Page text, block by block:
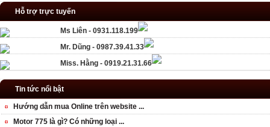
Hỗ trợ trực tuyến
Ms Liên - 0931.118.199
Mr. Dũng - 0987.39.41.33
Miss. Hằng - 0919.21.31.66
Tin tức nổi bật
Hướng dẫn mua Online trên website ...
Motor 775 là gì? Có những loại ...